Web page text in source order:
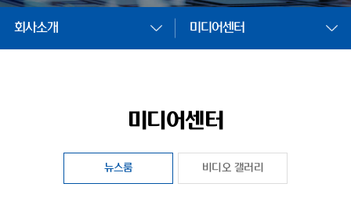
회사소개 미디어센터
미디어센터
뉴스룸 비디오 갤러리